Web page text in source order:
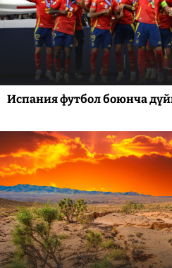
Испания футбол боюнча